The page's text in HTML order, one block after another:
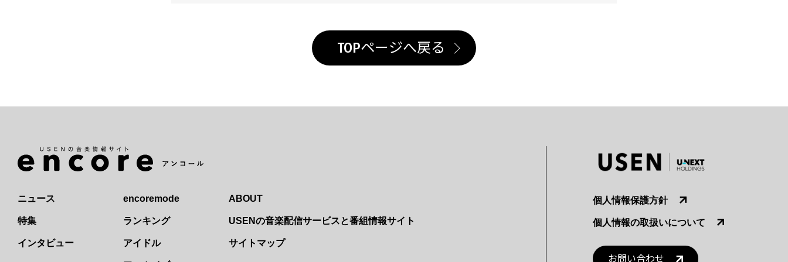
TOPページへ戻る
ニュース
特集
インタビュー
encoremode
ランキング
アイドル
ABOUT
USENの音楽配信サービスと番組情報サイト
サイトマップ
個人情報保護方針
個人情報の取扱いについて
お問い合わせ